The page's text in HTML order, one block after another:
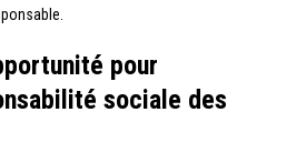
pour
sociale des